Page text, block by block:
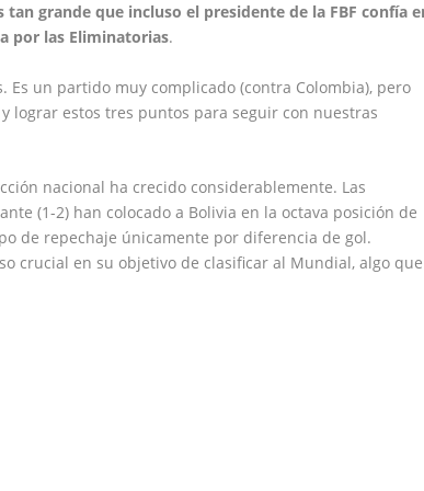
grande que incluso el presidente de la FBF confía
por las Eliminatorias.
un partido muy complicado (contra Colombia), pero
lograr estos tres puntos para seguir con nuestras
nacional ha crecido considerablemente. Las
(1-2) han colocado a Bolivia en la octava posición de
de repechaje únicamente por diferencia de gol.
crucial en su objetivo de clasificar al Mundial, algo que